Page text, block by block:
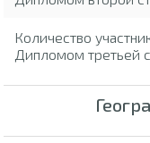
Количество
Дипломом третьей